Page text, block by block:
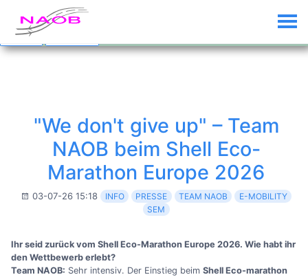
Custom Text added by the
remove)
Dismiss
"We don't give up" – Team
NAOB beim Shell Eco-
Marathon Europe 2026
03-07-26 15:18 INFO PRESSE TEAM NAOB
E-MOBILITY
SEM
Ihr seid zurück vom Shell Eco-Marathon Europe 2026. Wie habt ihr
den Wettbewerb erlebt?
Team NAOB: Sehr intensiv. Der Einstieg beim Shell Eco-marathon